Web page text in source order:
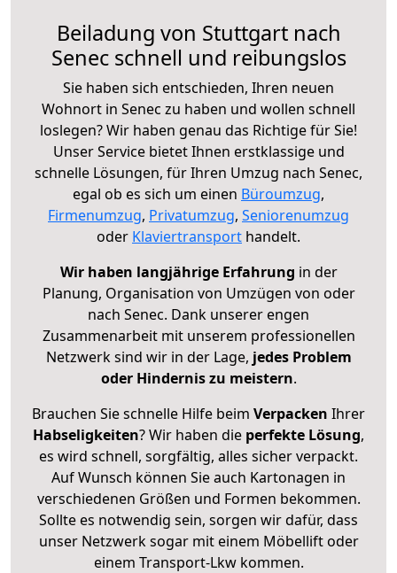
Beiladung von Stuttgart nach
Senec schnell und reibungslos
Sie haben sich entschieden, Ihren neuen
Wohnort in Senec zu haben und wollen schnell
loslegen? Wir haben genau das Richtige für Sie!
Unser Service bietet Ihnen erstklassige und
schnelle Lösungen, für Ihren Umzug nach Senec,
egal ob es sich um einen Büroumzug,
Firmenumzug, Privatumzug, Seniorenumzug
oder Klaviertransport handelt.
Wir haben langjährige Erfahrung in der
Planung, Organisation von Umzügen von oder
nach Senec. Dank unserer engen
Zusammenarbeit mit unserem professionellen
Netzwerk sind wir in der Lage, jedes Problem
oder Hindernis zu meistern.
Brauchen Sie schnelle Hilfe beim Verpacken Ihrer
Habseligkeiten? Wir haben die perfekte Lösung,
es wird schnell, sorgfältig, alles sicher verpackt.
Auf Wunsch können Sie auch Kartonagen in
verschiedenen Größen und Formen bekommen.
Sollte es notwendig sein, sorgen wir dafür, dass
unser Netzwerk sogar mit einem Möbellift oder
einem Transport-Lkw kommen.